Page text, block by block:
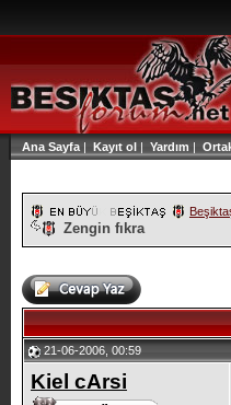
Ana Sayfa | Kayıt ol | Yardım |
Zengin fıkra
21-06-2006, 00:59
Kiel cArsi